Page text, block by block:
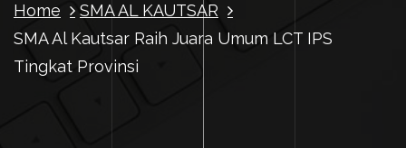
Home
SMA AL KAUTSAR
SMA Al Kautsar Raih Juara Umum LCT IPS
Tingkat Provinsi